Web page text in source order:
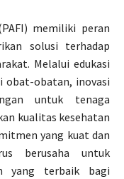
memiliki peran
solusi terhadap
Melalui edukasi
obat-obatan, inovasi
untuk tenaga
kualitas kesehatan
yang kuat dan
berusaha untuk
yang terbaik bagi